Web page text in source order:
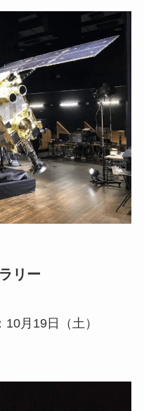
リー
月19日（土）